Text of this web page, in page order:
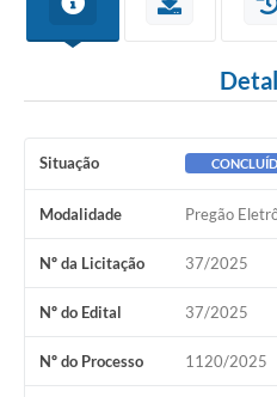
Pesquisa Dificuldades no
Plano Municipal de Retomada das
COVID - 19
Ouvidoria
Diário Oficial
Jornal (Edições anteriores)
Situação
Modalidade Pregão
Nº da Licitação 37/2025
Nº do Edital 37/2025
Nº do Processo 1120/2025